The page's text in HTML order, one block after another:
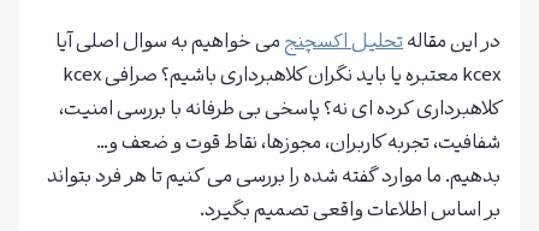
در این مقالهتحلیل اکسچنجمی خواهیم به سوال اصلی آیا
kcex معتبره یا باید نگران کلاهبرداری باشیم؟ صرافی kcex
کلاهبرداری کرده ای نه؟ پاسخی بی طرفانه با بررسی امنیت،
شفافیت، تجربه کاربران، مجوزها، نقاط قوت و ضعف و…
بدهیم. ما موارد گفته شده را بررسی می کنیم تا هر فرد بتواند
بر اساس اطلاعات واقعی تصمیم بگیرد.